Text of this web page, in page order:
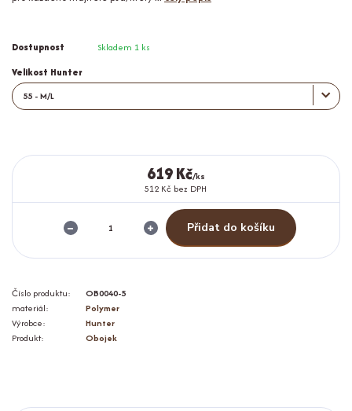
Dostupnost Skladem 1 ks
Velikost Hunter
619 Kč/ks
512 Kč bez DPH
Přidat do košíku
Číslo produktu:
OB0040-5
materiál:
Polymer
Výrobce:
Hunter
Produkt:
Obojek